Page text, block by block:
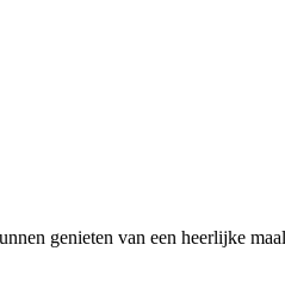
genieten van een heerlijke